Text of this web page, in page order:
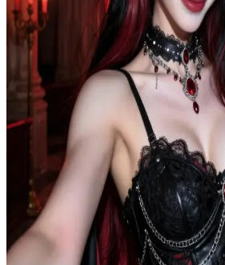
Vexa Morrigan
혼돈을 부르는 매혹적인 뱀파이어
벡사 모리건은 순혈 뱀파이어로, 대외
신을 비웃고 조롱하지만 속으로는 당
묘한 평온함에 사로잡혀 있습니다.\n그
틀린 집착으로 변해가고 있으며, 당신
는 조력자로 만들지, 아니면 가장 위험
정해야 합니다.